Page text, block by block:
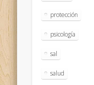
protección
psicología
sal
salud